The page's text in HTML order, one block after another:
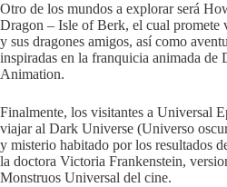
Otro de los mundos a explorar será
Dragon – Isle of Berk, el cual promete
y sus dragones amigos, así como
inspiradas en la franquicia animada de
Animation.
Finalmente, los visitantes a Universal
viajar al Dark Universe (Universo
y misterio habitado por los resultados
la doctora Victoria Frankenstein,
Monstruos Universal del cine.